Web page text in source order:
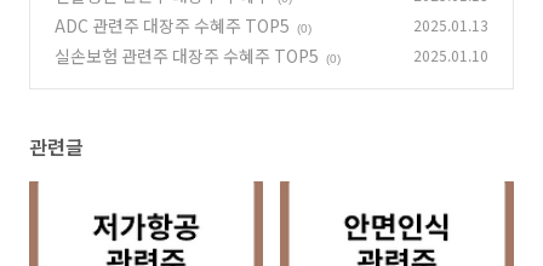
ADC 관련주 대장주 수혜주 TOP5 (0) 2025.01.13
실손보험 관련주 대장주 수혜주 TOP5 (0) 2025.01.10
관련글